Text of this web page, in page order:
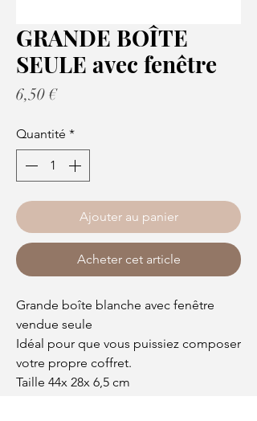
GRANDE BOÎTE
SEULE avec fenêtre
6,50 €Prix
Quantité *
Ajouter au panier
Acheter cet article
Grande boîte blanche avec fenêtre
vendue seule
Idéal pour que vous puissiez composer
votre propre coffret.
Taille 44x 28x 6,5 cm